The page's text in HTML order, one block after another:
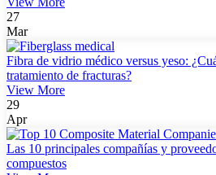
27
Mar
Fibra de vidrio médico versus yeso:
tratamiento de fracturas?
View More
29
Apr
Las 10 principales compañías y
compuestos